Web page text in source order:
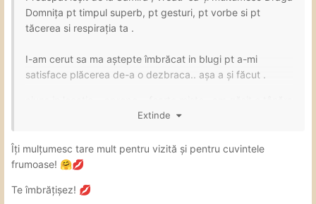
Domnița pt timpul superb, pt gesturi, pt vorbe si pt
tăcerea si respirația ta .
I-am cerut sa ma aștepte îmbrăcat in blugi pt a-mi
satisface plăcerea de-a o dezbraca.. așa a și făcut .
îmbrăcat frumos și foarte decent ceea ce a stârnit in mine
Samira este o femeie frumoasa plină de pasiune vb unui
coleg … când socializezi cu ea este foarte plăcută ,
amabila si timida iar in dormitor este o pisicuța sălbatică
Extinde
Îți mulțumesc tare mult pentru vizită și pentru cuvintele
frumoase! 🤗💋
Te îmbrățișez! 💋